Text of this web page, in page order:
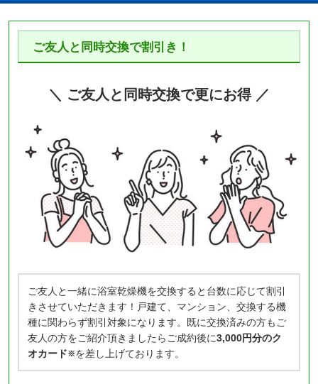
ご友人と同時交換で割引き！
＼ ご友人と同時交換で更にお得 ／
ご友人と一緒に浴室乾燥機を交換すると台数に応じて割引
きさせていただきます！戸建て、マンション、交換する機
種に関わらず割引対象になります。既に交換済みの方もご
友人の方をご紹介頂きましたらご成約後に3,000円分のク
オカード※を差し上げております。